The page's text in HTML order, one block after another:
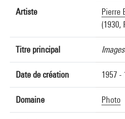
Artiste
Pierre
(1930,
Titre principal
Date de création 1957 -
Domaine Photo